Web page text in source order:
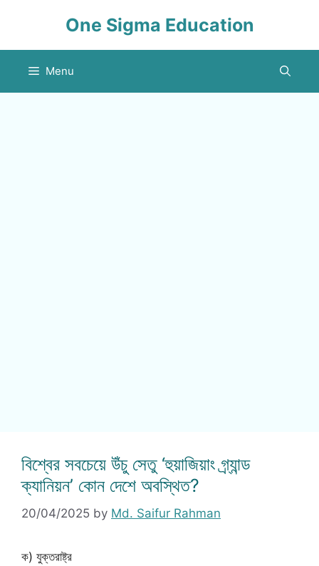
One Sigma Education
Menu
বিশ্বের সবচেয়ে উঁচু সেতু ‘হুয়াজিয়াং গ্র্যান্ড
ক্যানিয়ন’ কোন দেশে অবস্থিত?
20/04/2025 by Md. Saifur Rahman
ক) যুক্তরাষ্ট্র